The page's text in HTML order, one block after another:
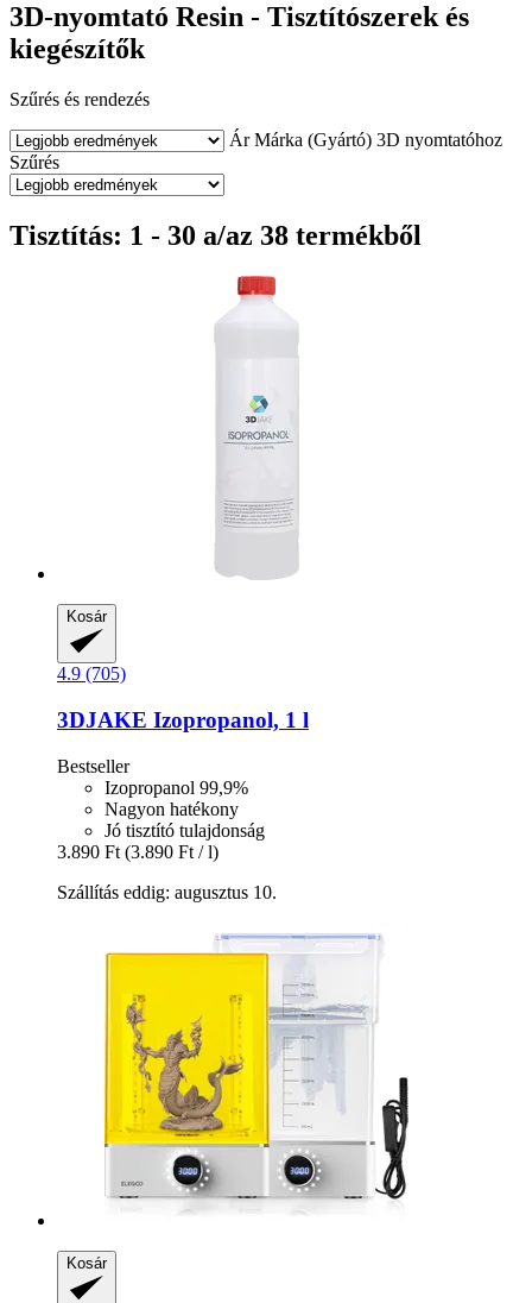
3D-nyomtató Resin - Tisztítószerek és
kiegészítők
Szűrés és rendezés
Ár Márka (Gyártó) 3D nyomtatóhoz
Szűrés
Tisztítás: 1 - 30 a/az 38 termékből
Kosár
4.9 (705)
3DJAKE Izopropanol, 1 l
Bestseller
Izopropanol 99,9%
Nagyon hatékony
Jó tisztító tulajdonság
3.890 Ft (3.890 Ft / l)
Szállítás eddig: augusztus 10.
Kosár